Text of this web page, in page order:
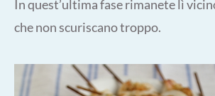
In quest’ultima fase rimanete lì
che non scuriscano troppo.